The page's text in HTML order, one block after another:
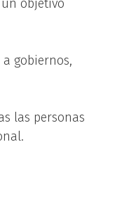
objetivo
gobiernos,
las personas